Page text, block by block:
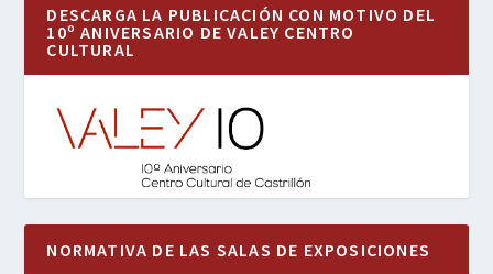
DESCARGA LA PUBLICACIÓN CON MOTIVO DEL
10º ANIVERSARIO DE VALEY CENTRO
CULTURAL
NORMATIVA DE LAS SALAS DE EXPOSICIONES